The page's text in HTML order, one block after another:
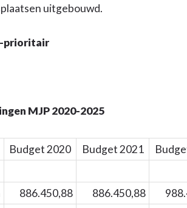
uitgebouwd.
prioritair
MJP 2020-2025
Budget 2020 Budget 2021
886.450,88 886.450,88